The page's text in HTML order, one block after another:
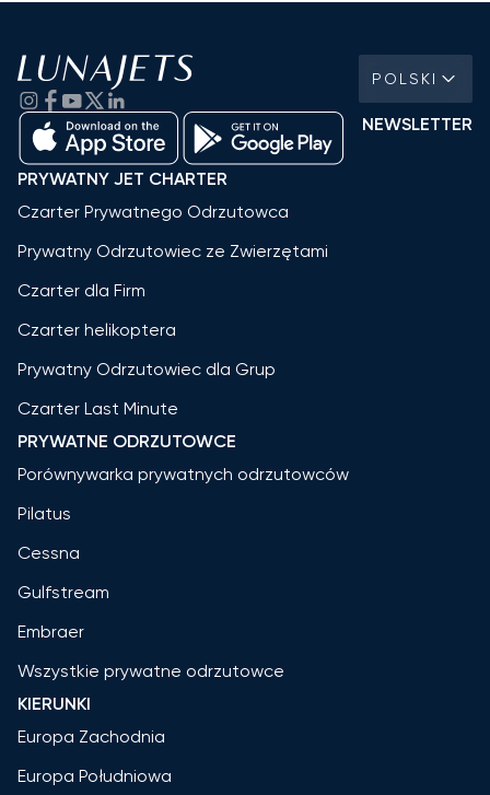
POLSKI
NEWSLETTER
PRYWATNY JET CHARTER
Czarter Prywatnego Odrzutowca
Prywatny Odrzutowiec ze Zwierzętami
Czarter dla Firm
Czarter helikoptera
Prywatny Odrzutowiec dla Grup
Czarter Last Minute
PRYWATNE ODRZUTOWCE
Porównywarka prywatnych odrzutowców
Pilatus
Cessna
Gulfstream
Embraer
Wszystkie prywatne odrzutowce
KIERUNKI
Europa Zachodnia
Europa Południowa